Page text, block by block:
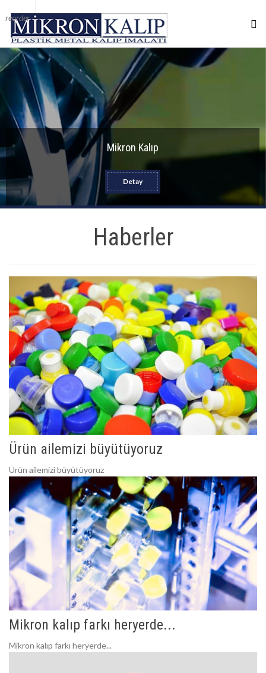
reorder
Mikron Kalıp
Detay
Haberler
Ürün ailemizi büyütüyoruz
Ürün ailemizi büyütüyoruz
Mikron kalıp farkı heryerde...
Mikron kalıp farkı heryerde...